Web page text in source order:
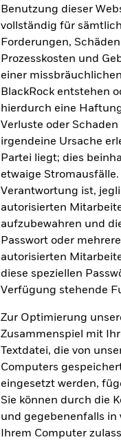
Benutzung dieser
vollständig für
Forderungen,
Prozesskosten und
einer
BlackRock entstehen
hierdurch eine
Verluste oder
irgendeine Ursache
Partei liegt; dies
etwaige
Verantwortung ist,
autorisierten
aufzubewahren und
Passwort oder
autorisierten
diese speziellen
Verfügung stehende
Zur Optimierung
Zusammenspiel mit
Textdatei, die von
Computers
eingesetzt werden,
Sie können durch die
und gegebenenfalls in
Ihrem Computer
-
ISIN
Mindestsumme
Rechtsform
Morningstar-
-
Per -
KGV
Per 30.Juni2026